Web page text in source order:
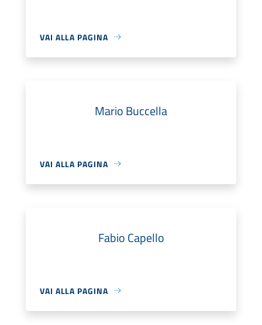
VAI ALLA PAGINA
Mario Buccella
VAI ALLA PAGINA
Fabio Capello
VAI ALLA PAGINA